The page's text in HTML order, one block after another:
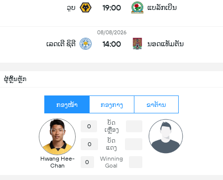
ວູບ 19:00 ແບລັກເບີນ
ເລດເຕີ ຊິຕີ
08/08/2026
14:00 ນອດແທັມຕັນ
ຜູ້ຫຼິ້ນຫຼັກ
ກອງໜ້າ ກອງກາງ ຂາຕ້ານ
Hwang Hee-
Chan
0
ບັດ
ເຫຼືອງ
0
ບັດ
ແດງ
0
Winning
Goal